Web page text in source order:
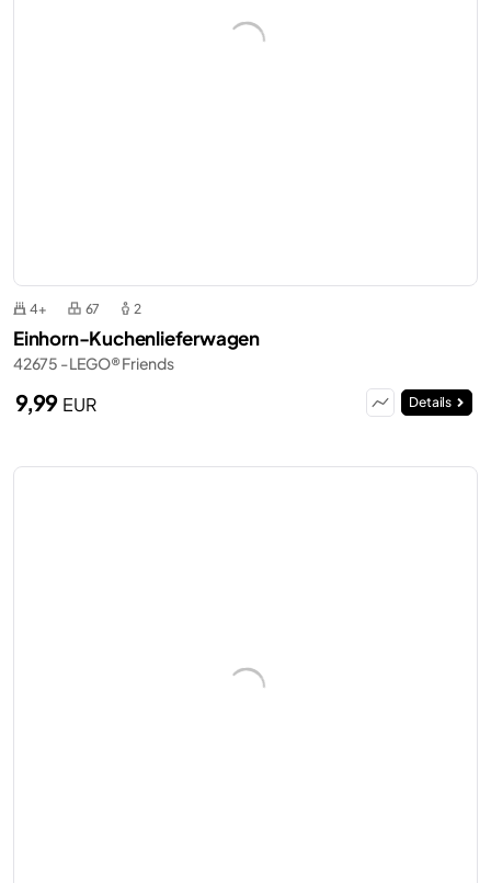
4+ 67 2
Einhorn-Kuchenlieferwagen
42675 - LEGO® Friends
9,99 EUR Details